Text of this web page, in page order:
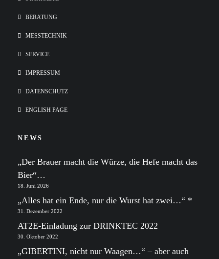
BERATUNG
MESSTECHNIK
SERVICE
IMPRESSUM
DATENSCHUTZ
ENGLISH PAGE
NEWS
„Der Brauer macht die Würze, die Hefe macht das
Bier“…
18. Juni 2026
„Alles hat ein Ende, nur die Wurst hat zwei…“ *
31. Dezember 2022
AT2E-Einladung zur DRINKTEC 2022
30. Oktober 2022
„GIBERTINI, nicht nur Waagen…“ – aber auch